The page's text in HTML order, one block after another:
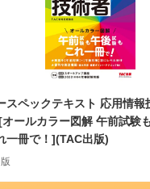
スペックテキスト 応用情報
ールカラー図解 午前試験
一冊で！](TAC出版)